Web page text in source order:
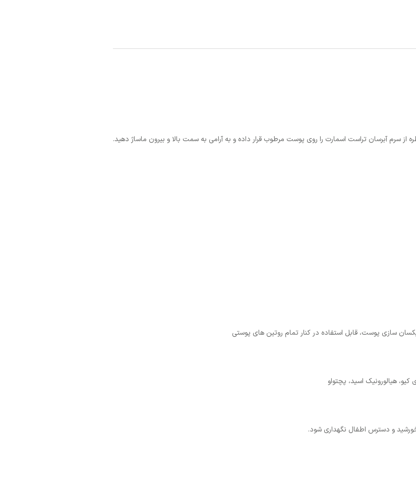
از سرم آبرسان تراست اسمارت را روی پوست مرطوب قرار داده و به آرامی به سمت بالا و بیرون ماساژ دهید.
سازی پوست، قابل استفاده در کنار تمام روتین های پوستی
هیالورونیک اسید، پچتواو
و دسترس اطفال نگهداری شود.